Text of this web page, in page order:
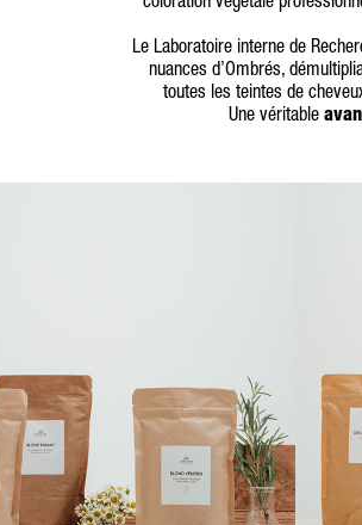
Le Laboratoire interne de
nuances d’Ombrés,
toutes les teintes de
Une véritable